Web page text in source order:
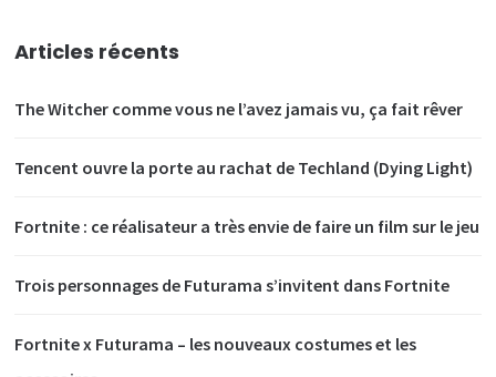
Articles récents
The Witcher comme vous ne l’avez jamais vu, ça fait rêver
Tencent ouvre la porte au rachat de Techland (Dying Light)
Fortnite : ce réalisateur a très envie de faire un film sur le jeu
Trois personnages de Futurama s’invitent dans Fortnite
Fortnite x Futurama – les nouveaux costumes et les